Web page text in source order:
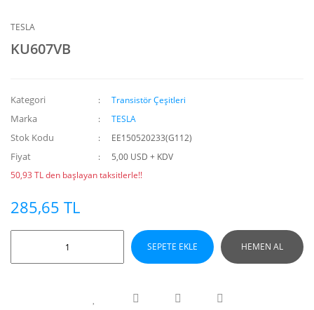
TESLA
KU607VB
Kategori Transistör Çeşitleri
Marka TESLA
Stok Kodu EE150520233(G112)
Fiyat
5,00 USD + KDV
50,93 TL den başlayan taksitlerle!!
285,65 TL
SEPETE EKLE HEMEN AL